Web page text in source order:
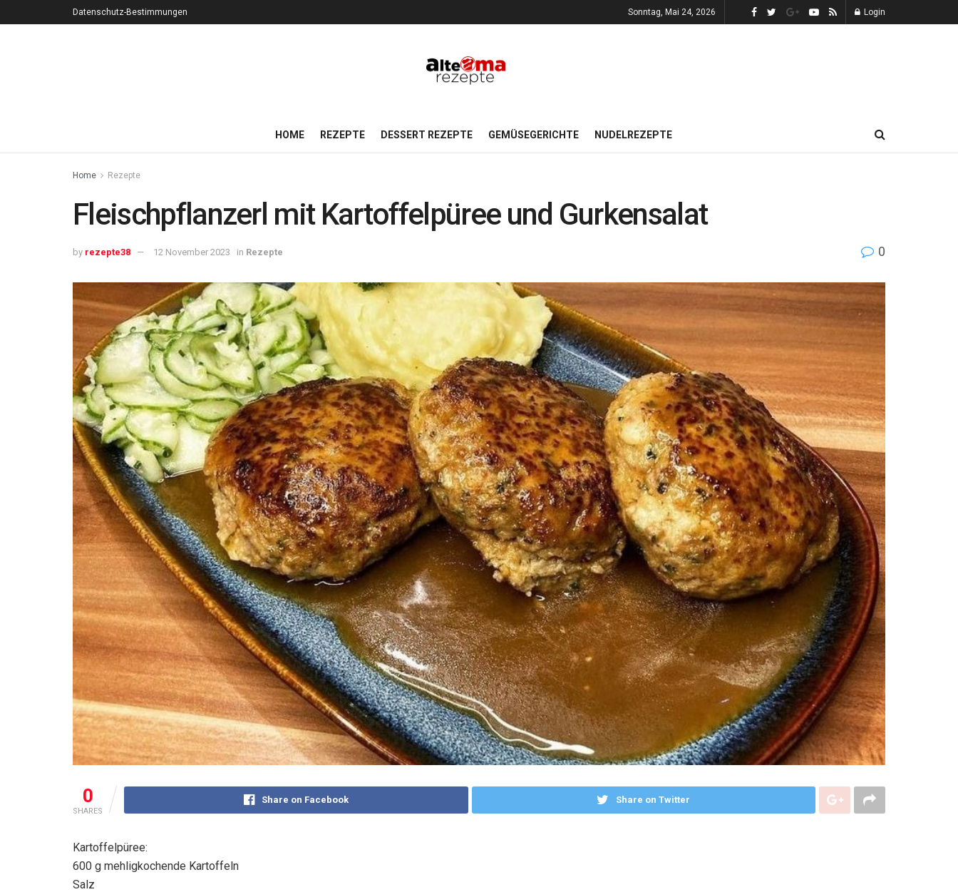
Datenschutz-Bestimmungen Sonntag, Mai 24, 2026 Login
HOME REZEPTE DESSERT REZEPTE GEMÜSEGERICHTE NUDELREZEPTE
Home Rezepte
Fleischpflanzerl mit Kartoffelpüree und Gurkensalat
by rezepte38 12 November 2023 in Rezepte 0
0
SHARES
Share on Facebook Share on Twitter
Kartoffelpüree:
600 g mehligkochende Kartoffeln
Salz